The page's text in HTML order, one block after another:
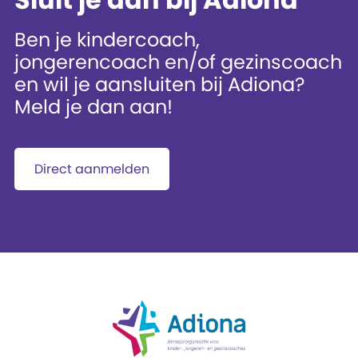
Ben je kindercoach,
jongerencoach en/of gezinscoach
en wil je aansluiten bij Adiona?
Meld je dan aan!
Direct aanmelden